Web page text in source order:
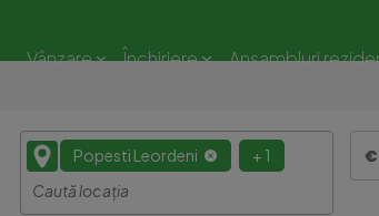
Vânzare Închiriere Ansambluri
Popesti Leordeni + 1